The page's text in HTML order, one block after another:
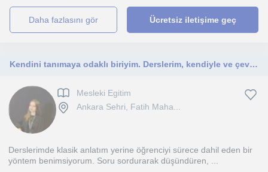
daha fazlasını gör Ücretsiz iletişime geç
Kendini tanımaya odaklı biriyim. Derslerim, kendiyle ve çevresiyle iletişimini geliştirmek isteyenlere yöneliktir
Mesleki Egitim
Ankara Sehri, Fatih Maha...
Derslerimde klasik anlatım yerine öğrenciyi sürece dahil eden bir
yöntem benimsiyorum. Soru sordurarak düşündüren, ...